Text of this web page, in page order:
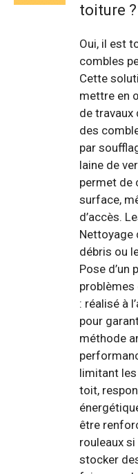
toiture ?
Oui, il est
combles
Cette
mettre en
de travaux
des
par
laine de
permet de
surface,
d’accès.
Nettoyage
débris ou
Pose d’un
problèmes
: réalisé à
pour
méthode
limitant
toit,
être
rouleaux
stocker